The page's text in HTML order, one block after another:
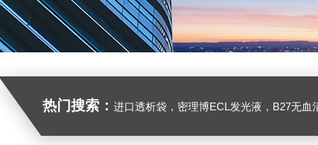
热门搜索： 进口透析袋，密理博ECL发光液，B27无血清培养基，N2培养基，紫外酶标板，Gibco胶原酶，